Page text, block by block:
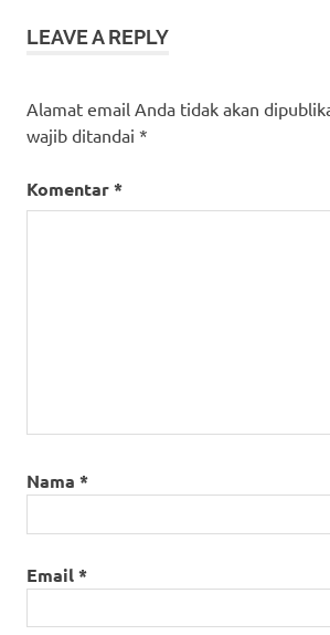
LEAVE A REPLY
Alamat email Anda tidak akan
wajib ditandai *
Komentar*
Nama *
Email*